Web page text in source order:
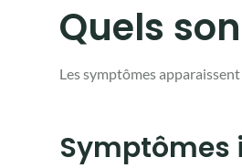
Quels
Les symptômes
Symptômes